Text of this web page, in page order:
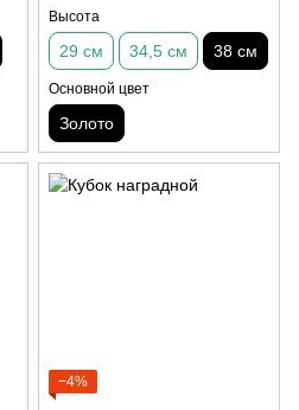
Высота
29 см 34,5 см 38 см
Основной цвет
Золото
−4%